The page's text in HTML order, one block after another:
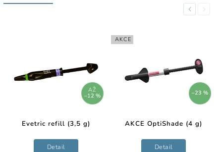
Previous
AŽ
–12 %
Evetric refill (3,5 g)
Detail
AKCE
–23 %
AKCE OptiShade (4 g)
Detail
Next